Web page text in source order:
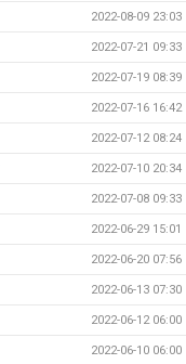
2022-08-09 23:03
2022-07-21 09:33
2022-07-19 08:39
2022-07-16 16:42
2022-07-12 08:24
2022-07-10 20:34
2022-07-08 09:33
2022-06-29 15:01
2022-06-20 07:56
2022-06-13 07:30
2022-06-12 06:00
2022-06-10 06:00